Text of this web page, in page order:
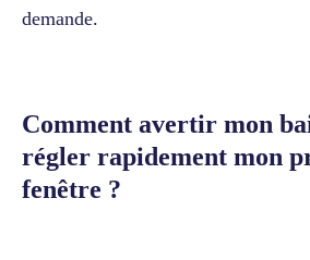
demande.
Comment avertir mon
régler rapidement mon
fenêtre ?